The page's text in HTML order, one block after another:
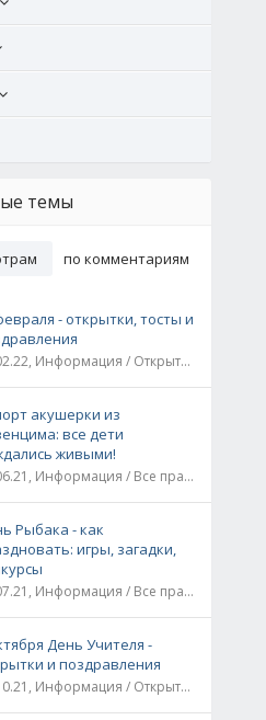
темы
по комментариям
- открытки, тосты и
22.02.22, Информация / Открытки / Все праздники
акушерки из
все дети
живыми!
20.06.21, Информация / Все праздники / Рассказы и истории
Рыбака - как
игры, загадки,
10.07.21, Информация / Все праздники
День Учителя -
и поздравления
04.10.21, Информация / Открытки / Все праздники